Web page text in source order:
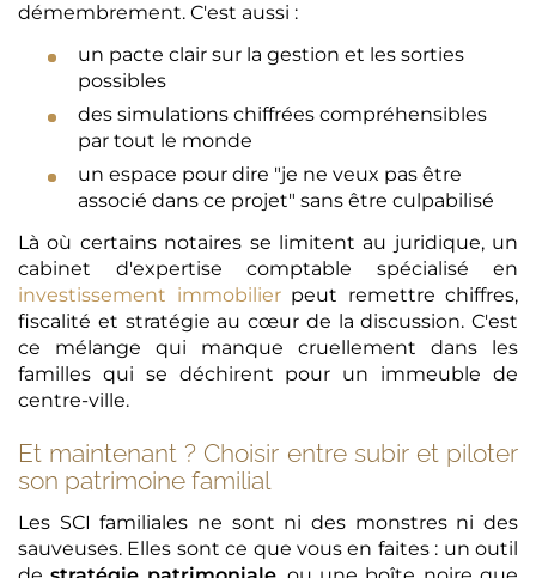
démembrement. C'est aussi :
un pacte clair sur la gestion et les sorties
possibles
des simulations chiffrées compréhensibles
par tout le monde
un espace pour dire "je ne veux pas être
associé dans ce projet" sans être culpabilisé
Là où certains notaires se limitent au juridique, un
cabinet d'expertise comptable spécialisé en
investissement immobilierpeut remettre chiffres,
fiscalité et stratégie au cœur de la discussion. C'est
ce mélange qui manque cruellement dans les
familles qui se déchirent pour un immeuble de
centre-ville.
Et maintenant ? Choisir entre subir et piloter
son patrimoine familial
Les SCI familiales ne sont ni des monstres ni des
sauveuses. Elles sont ce que vous en faites : un outil